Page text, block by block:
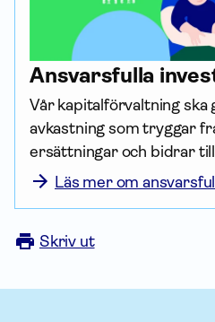
Ansvarsfulla
Vår kapital­förvaltning ska
avkastning som tryggar
ersättningar och bidrar
Läs mer om
Skriv ut